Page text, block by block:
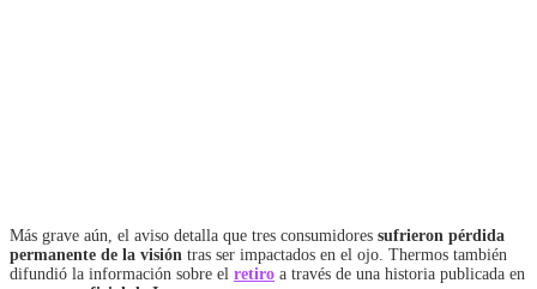
Más grave aún, el aviso detalla que tres consumidores sufrieron pérdida
permanente de la visión tras ser impactados en el ojo. Thermos también
difundió la información sobre el retiro a través de una historia publicada en